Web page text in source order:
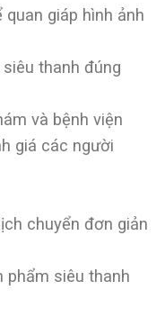
giáp hình ảnh
thanh đúng
và bệnh viện
giá các người
chuyển đơn giản
phẩm siêu thanh